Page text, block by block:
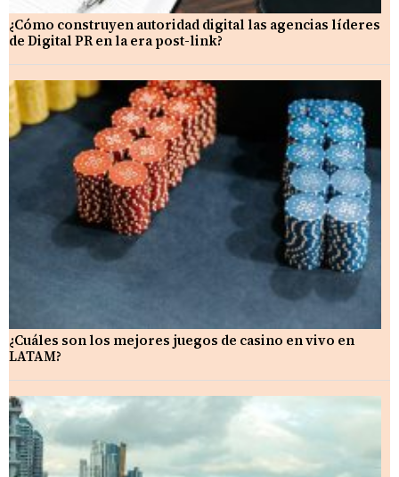
¿Cómo construyen autoridad digital las agencias líderes
de Digital PR en la era post-link?
¿Cuáles son los mejores juegos de casino en vivo en
LATAM?